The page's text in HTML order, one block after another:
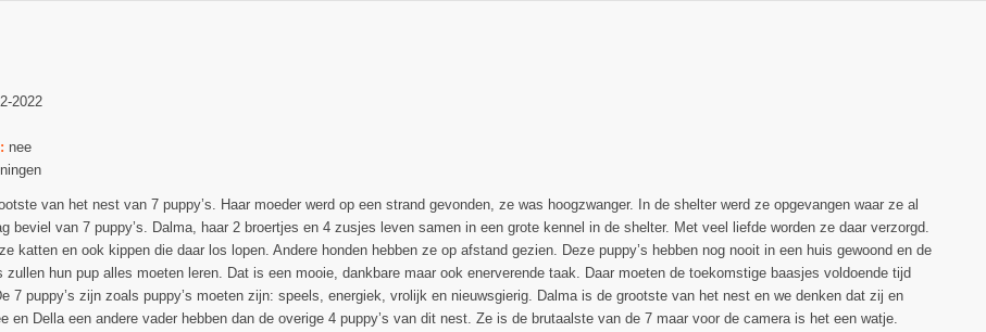
2022
nee
van het nest van 7 puppy’s. Haar moeder werd op een strand gevonden, ze was hoogzwanger. In de shelter werd ze opgevangen waar ze al
beviel van 7 puppy’s. Dalma, haar 2 broertjes en 4 zusjes leven samen in een grote kennel in de shelter. Met veel liefde worden ze daar verzorgd.
katten en ook kippen die daar los lopen. Andere honden hebben ze op afstand gezien. Deze puppy’s hebben nog nooit in een huis gewoond en de
zullen hun pup alles moeten leren. Dat is een mooie, dankbare maar ook enerverende taak. Daar moeten de toekomstige baasjes voldoende tijd
7 puppy’s zijn zoals puppy’s moeten zijn: speels, energiek, vrolijk en nieuwsgierig. Dalma is de grootste van het nest en we denken dat zij en
en Della een andere vader hebben dan de overige 4 puppy’s van dit nest. Ze is de brutaalste van de 7 maar voor de camera is het een watje.